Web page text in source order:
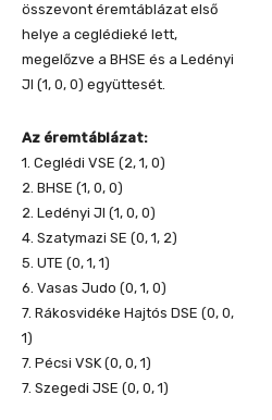
összevont éremtáblázat első
helye a ceglédieké lett,
megelőzve a BHSE és a Ledényi
JI (1, 0, 0) együttesét.
Az éremtáblázat:
1. Ceglédi VSE (2, 1, 0)
2. BHSE (1, 0, 0)
2. Ledényi JI (1, 0, 0)
4. Szatymazi SE (0, 1, 2)
5. UTE (0, 1, 1)
6. Vasas Judo (0, 1, 0)
7. Rákosvidéke Hajtós DSE (0, 0,
1)
7. Pécsi VSK (0, 0, 1)
7. Szegedi JSE (0, 0, 1)